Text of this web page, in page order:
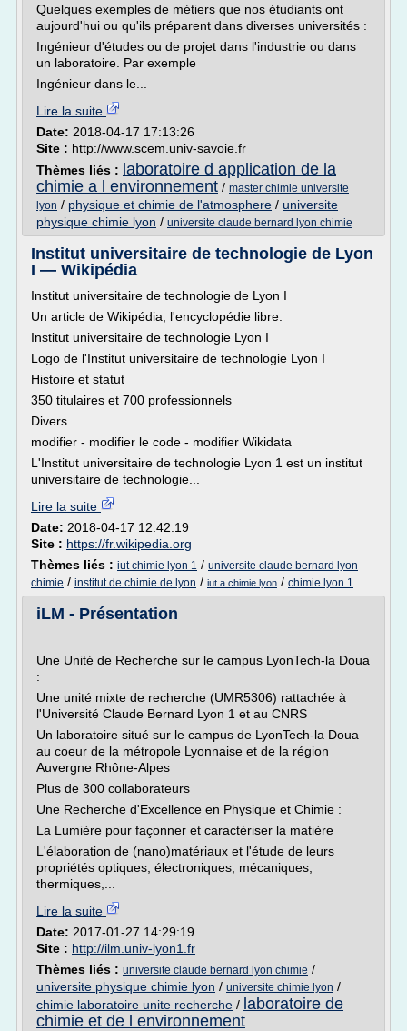
Quelques exemples de métiers que nos étudiants ont
aujourd'hui ou qu'ils préparent dans diverses universités :
Ingénieur d'études ou de projet dans l'industrie ou dans
un laboratoire. Par exemple
Ingénieur dans le...
Lire la suite
Date: 2018-04-17 17:13:26
Site : http://www.scem.univ-savoie.fr
Thèmes liés : laboratoire d application de la
chimie a l environnement / master chimie universite
lyon / physique et chimie de l'atmosphere / universite
physique chimie lyon / universite claude bernard lyon chimie
Institut universitaire de technologie de Lyon
I — Wikipédia
Institut universitaire de technologie de Lyon I
Un article de Wikipédia, l'encyclopédie libre.
Institut universitaire de technologie Lyon I
Logo de l'Institut universitaire de technologie Lyon I
Histoire et statut
350 titulaires et 700 professionnels
Divers
modifier - modifier le code - modifier Wikidata
L'Institut universitaire de technologie Lyon 1 est un institut
universitaire de technologie...
Lire la suite
Date: 2018-04-17 12:42:19
Site : https://fr.wikipedia.org
Thèmes liés : iut chimie lyon 1 / universite claude bernard lyon
chimie / institut de chimie de lyon / iut a chimie lyon / chimie lyon 1
iLM - Présentation
Une Unité de Recherche sur le campus LyonTech-la Doua
:
Une unité mixte de recherche (UMR5306) rattachée à
l'Université Claude Bernard Lyon 1 et au CNRS
Un laboratoire situé sur le campus de LyonTech-la Doua
au coeur de la métropole Lyonnaise et de la région
Auvergne Rhône-Alpes
Plus de 300 collaborateurs
Une Recherche d'Excellence en Physique et Chimie :
La Lumière pour façonner et caractériser la matière
L'élaboration de (nano)matériaux et l'étude de leurs
propriétés optiques, électroniques, mécaniques,
thermiques,...
Lire la suite
Date: 2017-01-27 14:29:19
Site : http://ilm.univ-lyon1.fr
Thèmes liés : universite claude bernard lyon chimie /
universite physique chimie lyon / universite chimie lyon /
chimie laboratoire unite recherche / laboratoire de
chimie et de l environnement